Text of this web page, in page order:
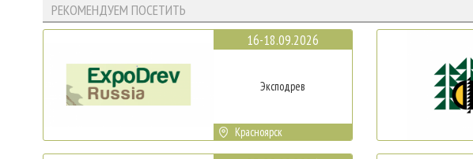
РЕКОМЕНДУЕМ ПОСЕТИТЬ
16-18.09.2026
Эксподрев
Красноярск